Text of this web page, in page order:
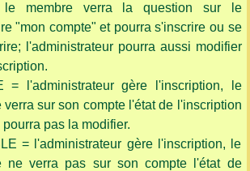
membre verra la question sur le
"mon compte" et pourra s'inscrire ou se
l'administrateur pourra aussi modifier
= l'administrateur gère l'inscription, le
verra sur son compte l'état de l'inscription
pourra pas la modifier.
= l'administrateur gère l'inscription, le
ne verra pas sur son compte l'état de